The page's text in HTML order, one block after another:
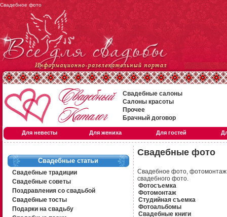
Свадебное фото
Свадебные салоны
Салоны красоты
Прочее
Брачный договор
Для невесты Для жениха Для гостей
Свадебные статьи
Свадебные традиции
Свадебные советы
Поздравления со свадьбой
Свадебные тосты
Подарки на свадьбу
Свадебные фото
Свадебное фото,
свадебного фото.
Фотосъемка
Фотомонтаж
Студийная съемка
Фотоальбомы
Свадебные книги